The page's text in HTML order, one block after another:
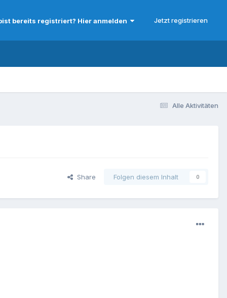
bereits registriert? Hier anmelden Jetzt registrieren
Alle Aktivitäten
Share Folgen diesem Inhalt 0